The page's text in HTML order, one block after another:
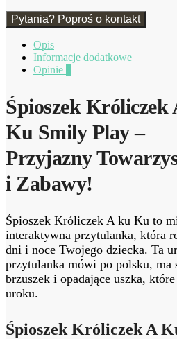
Pytania? Poproś o kontakt
Opis
Informacje dodatkowe
Opinie
Śpioszek Króliczek
Ku Smily Play –
Przyjazny
i Zabawy!
Śpioszek Króliczek A ku Ku to
interaktywna przytulanka, która
dni i noce Twojego dziecka. Ta
przytulanka mówi po polsku, ma
brzuszek i opadające uszka,
uroku.
Śpioszek Króliczek A